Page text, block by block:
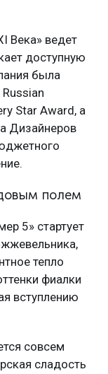
Века» ведет
доступную
была
Star Award, а
Дизайнеров
полем
5» стартует
тепло
фиалки
вступлению
совсем
сладость